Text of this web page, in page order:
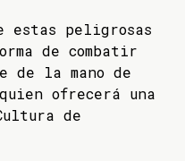
estas peligrosas
de combatir
de la mano de
quien ofrecerá una
de